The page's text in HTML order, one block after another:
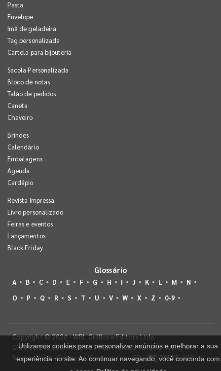
Pasta
Envelope
Imã de geladeira
Tag personalizada
Cartela para bijouteria
Sacola Personalizada
Bloco de notas
Talão de pedidos
Caneta
Chaveiro
Brindes
Calendário
Embalagens
Agenda
Cardápio
Revista Impressa
Livro personalizado
Feiras e eventos
Lançamentos
Black Friday
Glossário
A B C D E F G H I J K L M
N
O
P Q R S T U V W X Z 0-9
Copyright © 2026 - WBL Gráfica e Editora Ltda.
CNPJ 08.142.850/0001-36 - Rua Prefeito Takume Koike, 499 -
Núcleo Itaim - Ferraz de Vasconcelos - SP - CEP 08538-100
Utilizamos cookies para personalizar anúncios e melhorar a sua
experiência no site. Ao continuar navegando, você concorda com